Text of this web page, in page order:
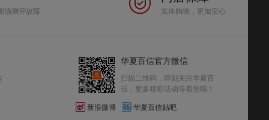
场测评故障 实体购物，更加安心
华夏百信官方微信
扫描二维码，即刻关注华夏百
信，更多精彩活动等着您哦！
新浪微博 华夏百信贴吧